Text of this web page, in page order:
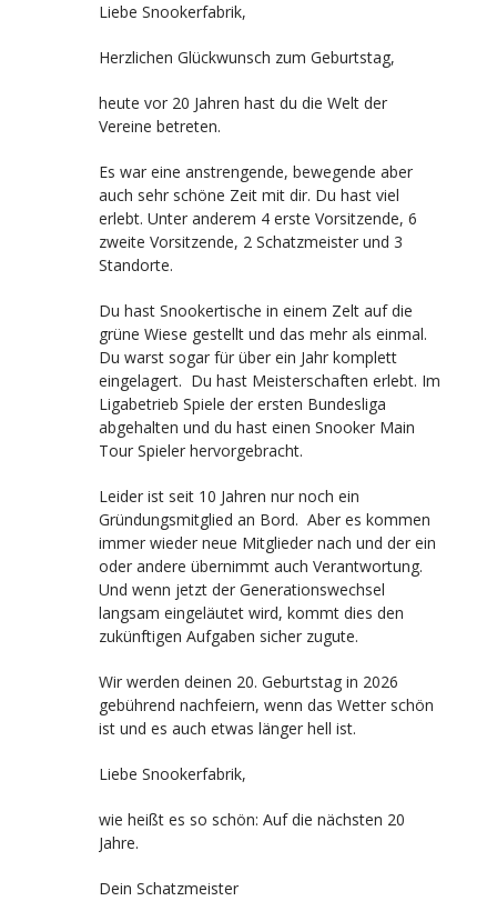
Liebe Snookerfabrik,
Herzlichen Glückwunsch zum Geburtstag,
heute vor 20 Jahren hast du die Welt der
Vereine betreten.
Es war eine anstrengende, bewegende aber
auch sehr schöne Zeit mit dir. Du hast viel
erlebt. Unter anderem 4 erste Vorsitzende, 6
zweite Vorsitzende, 2 Schatzmeister und 3
Standorte.
Du hast Snookertische in einem Zelt auf die
grüne Wiese gestellt und das mehr als einmal.
Du warst sogar für über ein Jahr komplett
eingelagert. Du hast Meisterschaften erlebt. Im
Ligabetrieb Spiele der ersten Bundesliga
abgehalten und du hast einen Snooker Main
Tour Spieler hervorgebracht.
Leider ist seit 10 Jahren nur noch ein
Gründungsmitglied an Bord. Aber es kommen
immer wieder neue Mitglieder nach und der ein
oder andere übernimmt auch Verantwortung.
Und wenn jetzt der Generationswechsel
langsam eingeläutet wird, kommt dies den
zukünftigen Aufgaben sicher zugute.
Wir werden deinen 20. Geburtstag in 2026
gebührend nachfeiern, wenn das Wetter schön
ist und es auch etwas länger hell ist.
Liebe Snookerfabrik,
wie heißt es so schön: Auf die nächsten 20
Jahre.
Dein Schatzmeister